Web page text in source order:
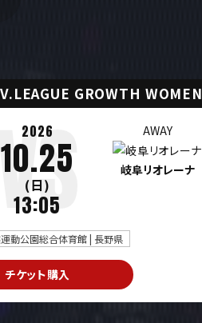
GROWTH WOMEN
2026
10.25
(日)
13:05
AWAY
岐阜リオレーナ
動公園総合体育館 | 長野県
チケット購入